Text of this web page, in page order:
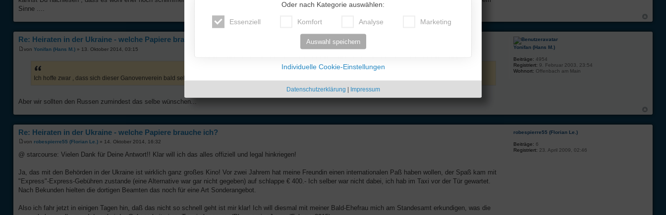
Sinne ....
Re: Heiraten in der Ukraine - welche Papiere brauche ich?
von Yonifan (Hans M.) » 13. Oktober 2014, 03:15
Ich hoffe zwar , dass sich dieser Ganovenverein bald selbst erledigt und dieses geschundene Volk eine wirklich gewählte demokratische Regierung kriegt
Aber wir sollten den Russen zumindest das selbe wünschen...
Yonifan (Hans M.)
Beiträge: 4954
Registriert: 9. Februar 2003, 23:54
Wohnort: Offenbach am Main
Re: Heiraten in der Ukraine - welche Papiere brauche ich?
von robespierre55 (Florian Le.) » 14. Oktober 2014, 16:32
@ starcourse: Vielen Dank für Deine Antwort!! Klar will ich das alles offiziell und legal hinkriegen!
Ja, das mit den Behörden in der Ukraine ist wirklich ganz großes Kino! Vor zwei Jahrem hat meine Freundin einen internationalen Paß haben wollen, der Spaß kam mit
"Express"-Express-Gebühren zustande (eine Alternative war gar nicht gegeben) auf schlappe € 400.- Ich selber war nicht dabei, ich hab im Taxi vor der Tür gewartet.
Nach Bekunden hielten die dortigen Beamten das noch für eine Art Sonderangebot.
Also ich fahr jetzt in einigen Tagen hin, daß das nicht so schnell geht ist mir klar! Ich will diesmal mit meiner Bald-Ehefrau mich am Standesamt erkundigen, was die
robespierre55 (Florian Le.)
Beiträge: 6
Registriert: 23. April 2009, 02:46
Oder nach Kategorie auswählen:
Essenziell Komfort Analyse Marketing
Auswahl speichern
Individuelle Cookie-Einstellungen
Datenschutzerklärung | Impressum